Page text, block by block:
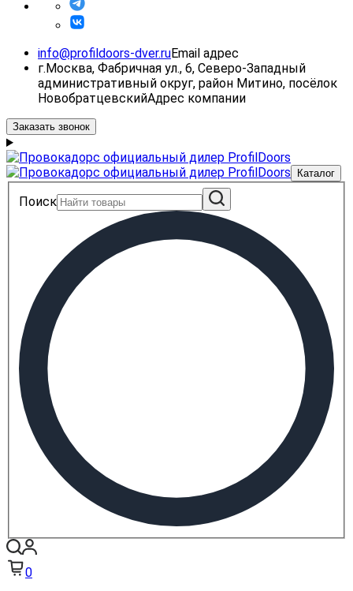
info@profildoors-dver.ruEmail адрес
г.Москва, Фабричная ул., 6, Северо-Западный
административный округ, район Митино, посёлок
НовобратцевскийАдрес компании
Заказать звонок
Каталог
Поиск
0